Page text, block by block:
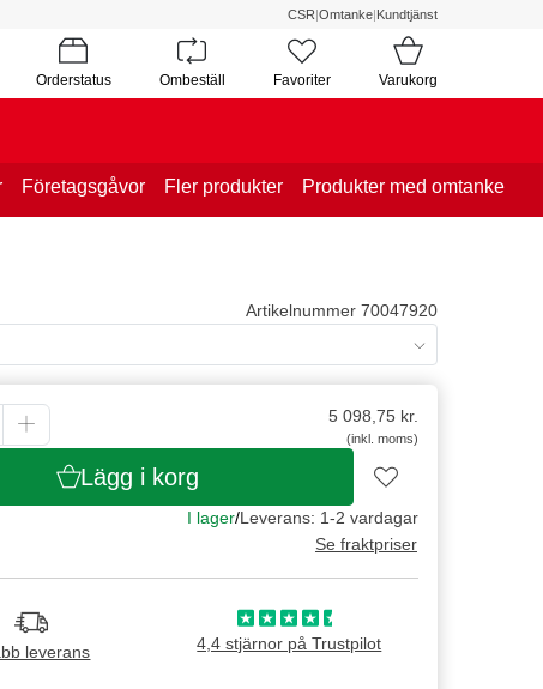
CSR|Omtanke|Kundtjänst
Orderstatus Ombeställ Favoriter Varukorg
Företagsgåvor Fler produkter Produkter med omtanke
Artikelnummer 70047920
5 098,75kr.
(inkl. moms)
Lägg i korg
I lager/Leverans: 1-2 vardagar
Se fraktpriser
leverans 4,4 stjärnor på Trustpilot